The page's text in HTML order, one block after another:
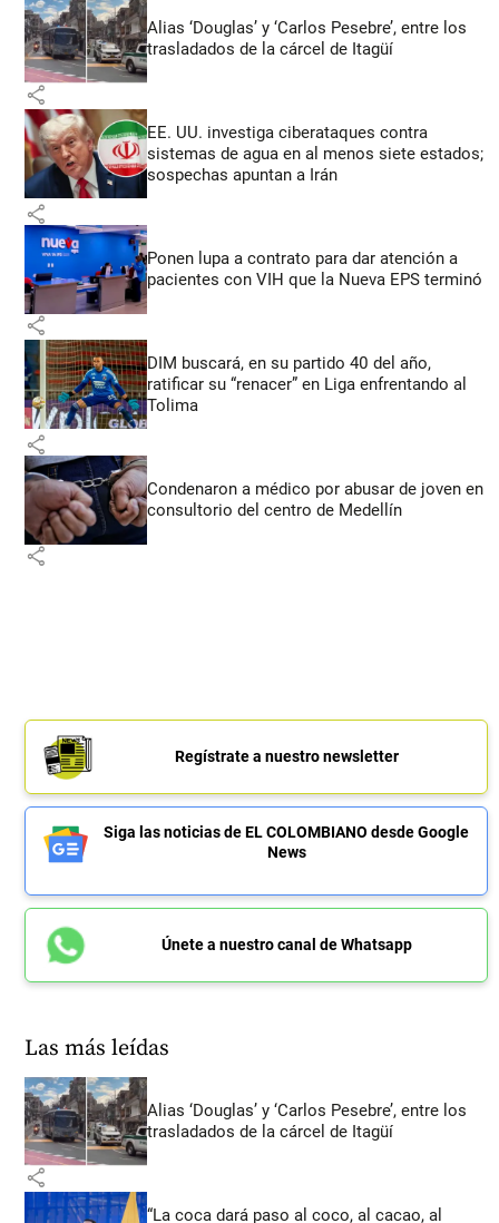
Alias ‘Douglas’ y ‘Carlos Pesebre’, entre los
trasladados de la cárcel de Itagüí
share
EE. UU. investiga ciberataques contra
sistemas de agua en al menos siete estados;
sospechas apuntan a Irán
share
Ponen lupa a contrato para dar atención a
pacientes con VIH que la Nueva EPS terminó
share
DIM buscará, en su partido 40 del año,
ratificar su “renacer” en Liga enfrentando al
Tolima
share
Condenaron a médico por abusar de joven en
consultorio del centro de Medellín
share
Regístrate a nuestro newsletter
Siga las noticias de EL COLOMBIANO desde Google
News
Únete a nuestro canal de Whatsapp
Las más leídas
Alias ‘Douglas’ y ‘Carlos Pesebre’, entre los
trasladados de la cárcel de Itagüí
share
“La coca dará paso al coco, al cacao, al